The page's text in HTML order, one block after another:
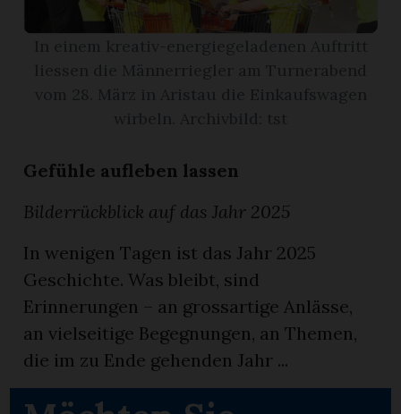
Gefühle aufleben lassen
Bilderrückblick auf das Jahr 2025
In wenigen Tagen ist das Jahr 2025
Geschichte. Was bleibt, sind
Erinnerungen – an grossartige Anlässe,
an vielseitige Begegnungen, an Themen,
die im zu Ende gehenden Jahr ...